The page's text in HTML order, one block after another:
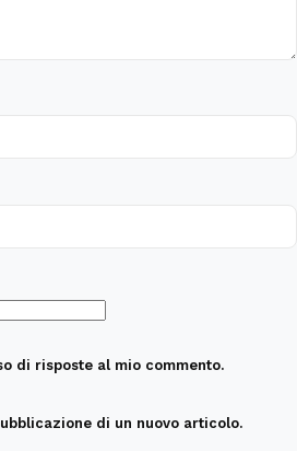
di risposte al mio commento.
di un nuovo articolo.